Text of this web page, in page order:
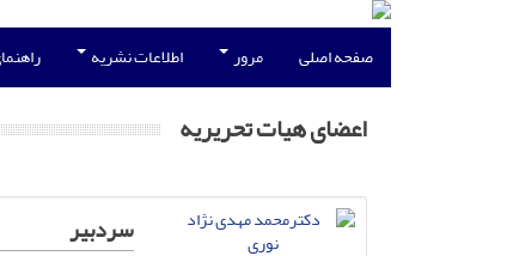
صفحه اصلی مرور اطلاعات نشریه
اعضای هیات تحریریه
سردبیر